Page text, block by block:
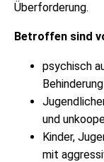
Überforderung.
Betroffen sind
psychisch
Behinderung
und
Kinder,
mit